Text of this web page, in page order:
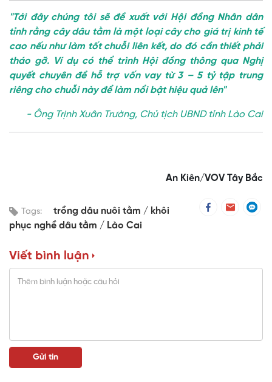
"Tới đây chúng tôi sẽ đề xuất với Hội đồng Nhân dân
tỉnh rằng cây dâu tằm là một loại cây cho giá trị kinh tế
cao nếu như làm tốt chuỗi liên kết, do đó cần thiết phải
tháo gỡ. Ví dụ có thể trình Hội đồng thông qua Nghị
quyết chuyên đề hỗ trợ vốn vay từ 3 – 5 tỷ tập trung
riêng cho chuỗi này để làm nổi bật hiệu quả lên"
- Ông Trịnh Xuân Trường, Chủ tịch UBND tỉnh Lào Cai
An Kiên/VOV Tây Bắc
Tags: trồng dâu nuôi tằm
khôi
phục nghề dâu tằm
Lào Cai
Viết bình luận